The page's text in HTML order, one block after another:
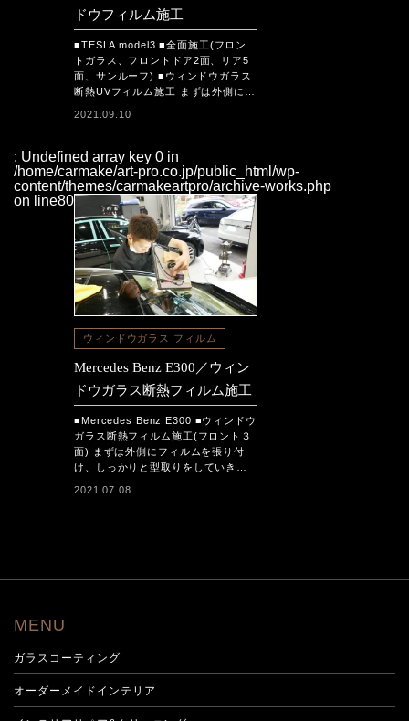
ドウフィルム施工
■TESLA model3 ■全面施工(フロン
トガラス、フロントドア2面、リア5
面、サンルーフ) ■ウィンドウガラス
断熱UVフィルム施工 まずは外側に…
2021.09.10
: Undefined array key 0 in
/home/carmake/art-pro.co.jp/public_html/wp-
content/themes/carmakeartpro/archive-works.php
on line80
ウィンドウガラス フィルム
Mercedes Benz E300／ウィン
ドウガラス断熱フィルム施工
■Mercedes Benz E300 ■ウィンドウ
ガラス断熱フィルム施工(フロント３
面) まずは外側にフィルムを張り付
け、しっかりと型取りをしていき…
2021.07.08
MENU
ガラスコーティング
オーダーメイドインテリア